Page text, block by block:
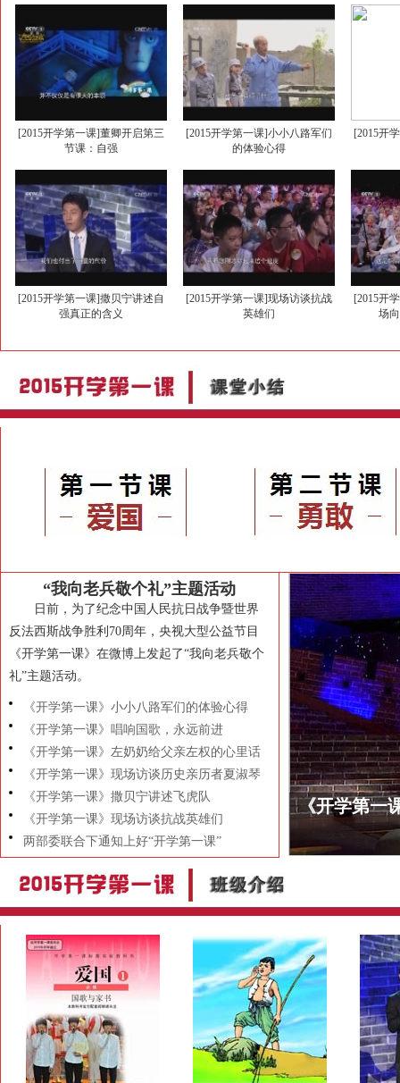
[2015开学第一课]董卿开启第三
节课：自强
[2015开学第一课]小小八路军们
的体验心得
[2015开
[2015开学第一课]撒贝宁讲述自
强真正的含义
[2015开学第一课]现场访谈抗战
英雄们
[2015开
场
“我向老兵敬个礼”主题活动
日前，为了纪念中国人民抗日战争暨世界
反法西斯战争胜利70周年，央视大型公益节目
《开学第一课》在微博上发起了“我向老兵敬个
礼”主题活动。
《开学第一课》小小八路军们的体验心得
《开学第一课》唱响国歌，永远前进
《开学第一课》左奶奶给父亲左权的心里话
《开学第一课》现场访谈历史亲历者夏淑琴
《开学第一课》撒贝宁讲述飞虎队
《开学第一课》现场访谈抗战英雄们
两部委联合下通知上好“开学第一课”
《开学第一
2015年《开
黄子韬邀您
《开学第一
《开学第一
2015《开学
《开学第一